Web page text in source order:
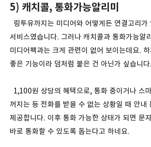
5) 캐치콜, 통화가능알리미
링투유까지는 미디어와 어떻게든 연결고리가
서비스였습니다. 그러나 캐치콜과 통화가능알
미디어팩과는 크게 관련이 없어 보이는데요.
좋은 기능이라 덤처럼 붙은 건 아닌가 싶습니다.
1,100원 상당의 혜택으로, 통화 중이거나 스
꺼지는 등 전화를 받을 수 없는 상황일 때 안내
제공합니다. 이후 통화 가능한 상태가 되면 문
바로 통화할 수 있도록 돕는다고 하네요.